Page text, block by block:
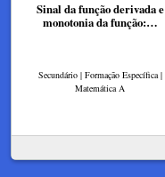
Sinal da função derivada e
monotonia da função:…
Secundário | Formação Específica |
Matemática A